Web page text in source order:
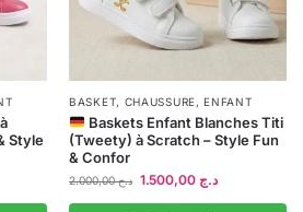
Style
BASKET, CHAUSSURE,ENFANT
Baskets Enfant Blanches Titi
(Tweety) à Scratch – Style Fun
& Confor
د.ج2.000,00 د.ج